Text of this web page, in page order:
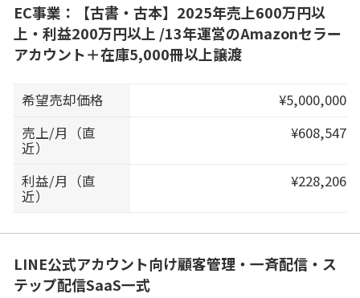
EC事業：【古書・古本】2025年売上600万円以
上・利益200万円以上 /13年運営のAmazonセラー
アカウント＋在庫5,000冊以上譲渡
希望売却価格
¥5,000,000
売上/月（直
近）
¥608,547
利益/月（直
近）
¥228,206
LINE公式アカウント向け顧客管理・一斉配信・ス
テップ配信SaaS一式